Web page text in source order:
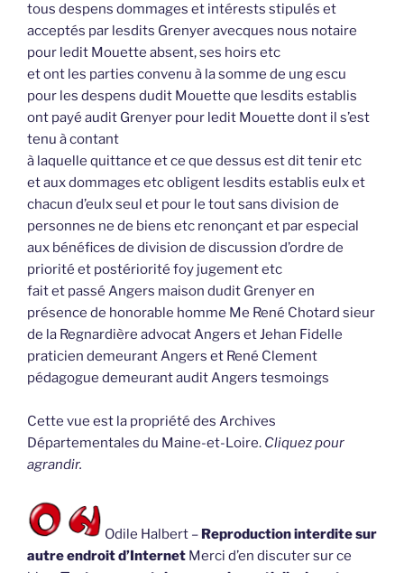
tous despens dommages et intérests stipulés et
acceptés par lesdits Grenyer avecques nous notaire
pour ledit Mouette absent, ses hoirs etc
et ont les parties convenu à la somme de ung escu
pour les despens dudit Mouette que lesdits establis
ont payé audit Grenyer pour ledit Mouette dont il s’est
tenu à contant
à laquelle quittance et ce que dessus est dit tenir etc
et aux dommages etc obligent lesdits establis eulx et
chacun d’eulx seul et pour le tout sans division de
personnes ne de biens etc renonçant et par especial
aux bénéfices de division de discussion d’ordre de
priorité et postériorité foy jugement etc
fait et passé Angers maison dudit Grenyer en
présence de honorable homme Me René Chotard sieur
de la Regnardière advocat Angers et Jehan Fidelle
praticien demeurant Angers et René Clement
pédagogue demeurant audit Angers tesmoings
Cette vue est la propriété des Archives
Départementales du Maine-et-Loire. Cliquez pour
agrandir.
Odile Halbert – Reproduction interdite sur
autre endroit d’Internet Merci d’en discuter sur ce